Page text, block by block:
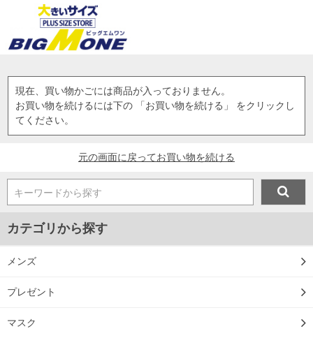
現在、買い物かごには商品が入っておりません。
お買い物を続けるには下の 「お買い物を続ける」 をクリックし
てください。
元の画面に戻ってお買い物を続ける
キーワードから探す
カテゴリから探す
メンズ
プレゼント
マスク